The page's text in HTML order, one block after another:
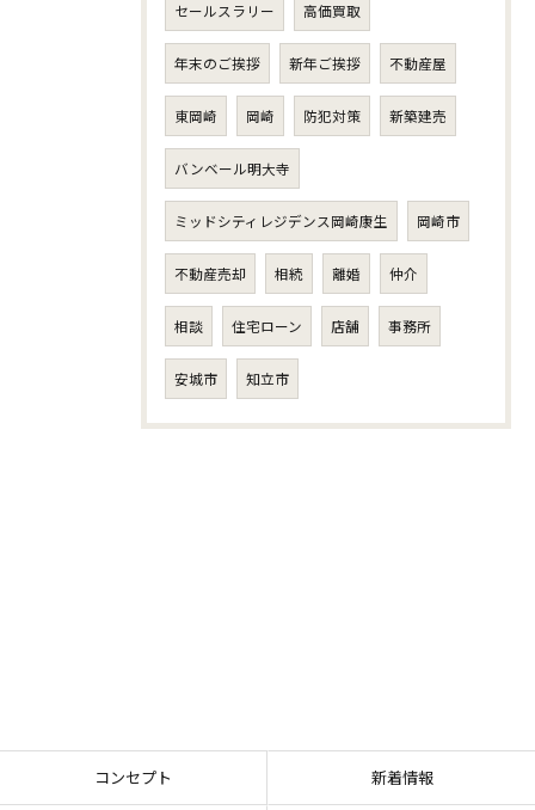
セールスラリー 高価買取
年末のご挨拶 新年ご挨拶 不動産屋
東岡崎 岡崎 防犯対策 新築建売
バンベール明大寺
ミッドシティレジデンス岡崎康生 岡崎市
不動産売却 相続 離婚 仲介
相談 住宅ローン 店舗 事務所
安城市 知立市
コンセプト 新着情報